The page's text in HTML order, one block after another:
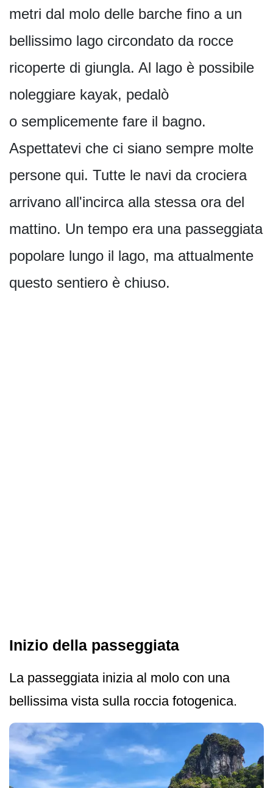
metri dal molo delle barche fino a un
bellissimo lago circondato da rocce
ricoperte di giungla. Al lago è possibile
noleggiare kayak, pedalò
o semplicemente fare il bagno.
Aspettatevi che ci siano sempre molte
persone qui. Tutte le navi da crociera
arrivano all'incirca alla stessa ora del
mattino. Un tempo era una passeggiata
popolare lungo il lago, ma attualmente
questo sentiero è chiuso.
Inizio della passeggiata
La passeggiata inizia al molo con una
bellissima vista sulla roccia fotogenica.